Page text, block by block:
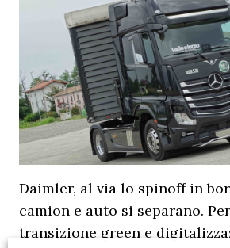
Daimler, al via lo spinoff in
camion e auto si separano.
transizione green e